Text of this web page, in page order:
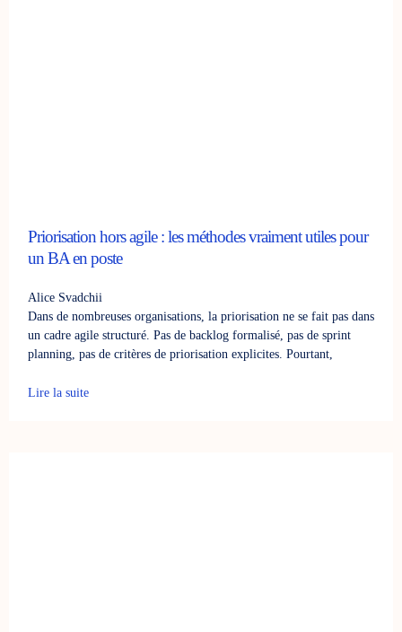
Priorisation hors agile : les méthodes vraiment utiles pour
un BA en poste
Alice Svadchii
Dans de nombreuses organisations, la priorisation ne se fait pas dans
un cadre agile structuré. Pas de backlog formalisé, pas de sprint
planning, pas de critères de priorisation explicites. Pourtant,
Lire la suite